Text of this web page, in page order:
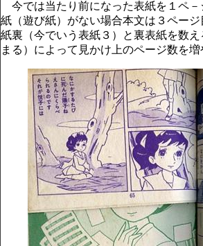
今では当たり前になった表紙を１ペ
紙（遊び紙）がない場合本文は３ペー
紙裏（今でいう表紙３）と裏表紙を数
まる）によって見かけ上のページ数を